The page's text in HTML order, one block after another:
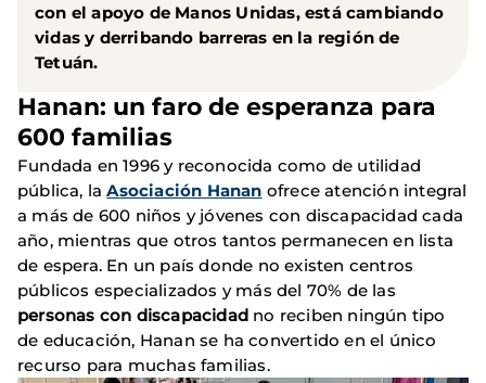
con el apoyo de Manos Unidas, está cambiando
vidas y derribando barreras en la región de
Tetuán.
Hanan: un faro de esperanza para
600 familias
Fundada en 1996 y reconocida como de utilidad
pública, laAsociación Hanan ofrece atención integral
a más de 600 niños y jóvenes con discapacidad cada
año, mientras que otros tantos permanecen en lista
de espera. En un país donde no existen centros
públicos especializados y más del 70% de las
personas con discapacidad no reciben ningún tipo
de educación, Hanan se ha convertido en el único
recurso para muchas familias.